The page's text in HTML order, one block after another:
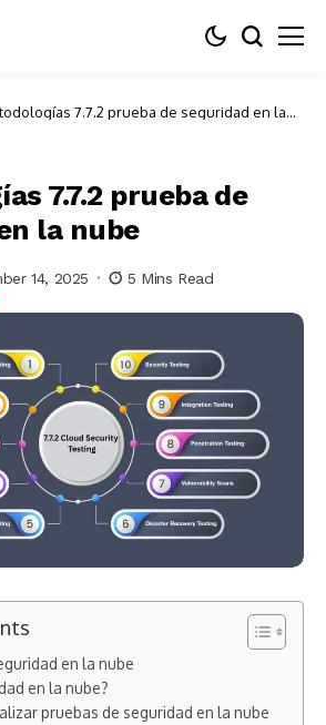
7.7.2 prueba de seguridad en la
7.7.2 prueba de
la nube
14, 2025 5 Mins Read
en la nube
en la nube?
pruebas de seguridad en la nube